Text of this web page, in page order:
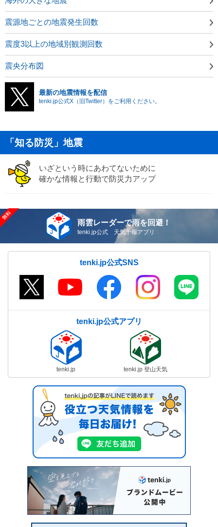
震源地ごとの地震発生回数
震度3以上の地域別観測回数
震央分布図
最新の地震情報を配信
tenki.jp公式X（旧Twitter）をご利用ください。
「知る防災」地震
いざという時にあわてないために
確かな情報と行動で防災力アップ
雨雲レーダーで雨を回避！
tenki.jp公式 天気予報アプリ
tenki.jp公式SNS
tenki.jp公式アプリ
tenki.jp tenki.jp 登山天気